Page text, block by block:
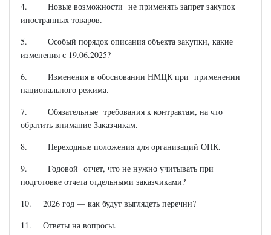
4. Новые возможности не применять запрет закупок
иностранных товаров.
5. Особый порядок описания объекта закупки, какие
изменения с 19.06.2025?
6. Изменения в обосновании НМЦК при применении
национального режима.
7. Обязательные требования к контрактам, на что
обратить внимание Заказчикам.
8. Переходные положения для организаций ОПК.
9. Годовой отчет, что не нужно учитывать при
подготовке отчета отдельными заказчиками?
10. 2026 год — как будут выглядеть перечни?
11. Ответы на вопросы.